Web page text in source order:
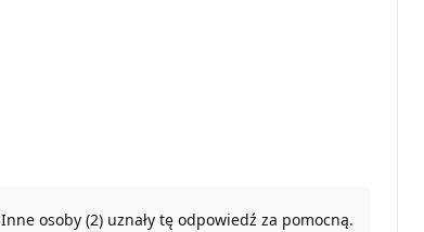
Inne osoby (2) uznały tę odpowiedź za pomocną.